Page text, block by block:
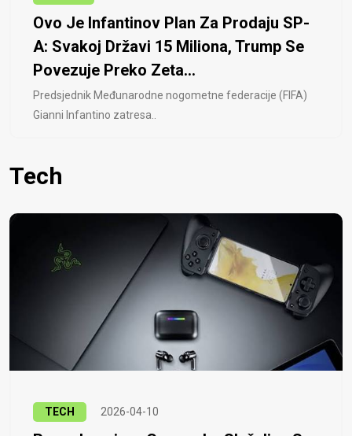
Ovo Je Infantinov Plan Za Prodaju SP-
A: Svakoj Državi 15 Miliona, Trump Se
Povezuje Preko Zeta...
Predsjednik Međunarodne nogometne federacije (FIFA)
Gianni Infantino zatresa..
Tech
TECH 2026-04-10